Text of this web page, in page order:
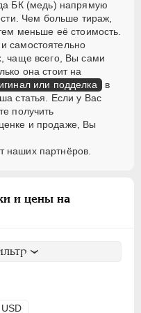
БК (медь) напрямую
Чем больше тираж,
меньше её стоимость.
самостоятельно
чаще всего, Вы сами
она стоит на
или подделка в
статья. Если у Вас
получить
и продаже, Вы
наших партнёров.
и цены на
USD